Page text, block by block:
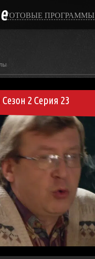
ГОТОВЫЕ ПРОГРАММЫ
2 Серия 23